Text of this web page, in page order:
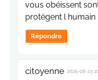
vous obéissent
protègent l humain
Répondre
citoyenne 2025-08-23